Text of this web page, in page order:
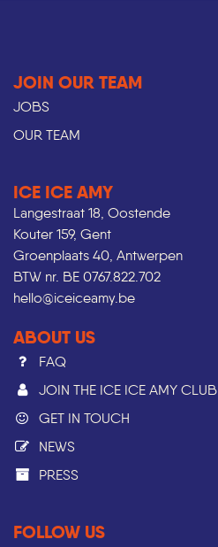
JOIN OUR TEAM
JOBS
OUR TEAM
ICE ICE AMY
Langestraat 18, Oostende
Kouter 159, Gent
Groenplaats 40, Antwerpen
BTW nr. BE 0767.822.702
hello@iceiceamy.be
ABOUT US
FAQ
JOIN THE ICE ICE AMY CLUB
GET IN TOUCH
NEWS
PRESS​
FOLLOW US